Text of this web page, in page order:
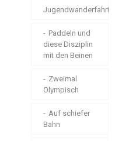
Rennsportler –
Pfingsten in
Saaldorf
Krasses
Trainingslager an
Regatta an der
auf
Markranstädt
Fotostory
Deutsche
Meisterschaften
Jugendwanderfahrt
Paddeln und
diese Disziplin
mit den Beinen
Zweimal
Olympisch
Auf schiefer
Bahn